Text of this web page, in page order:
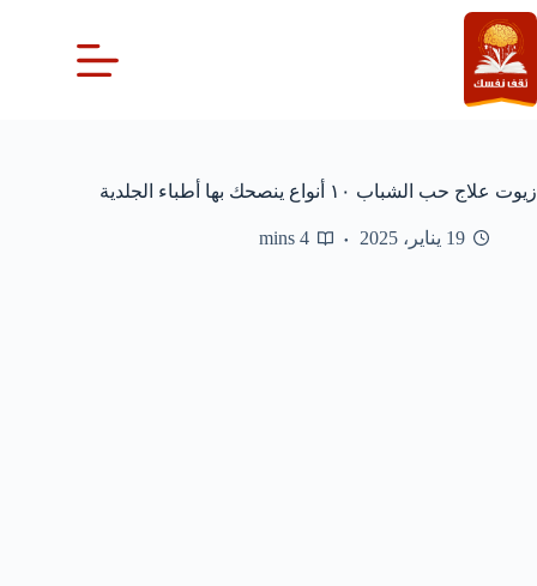
التجاوز
إلى
المحتوى
زيوت علاج حب الشباب ١٠ أنواع ينصحك بها أطباء الجلدية
19 يناير، 2025 4 mins